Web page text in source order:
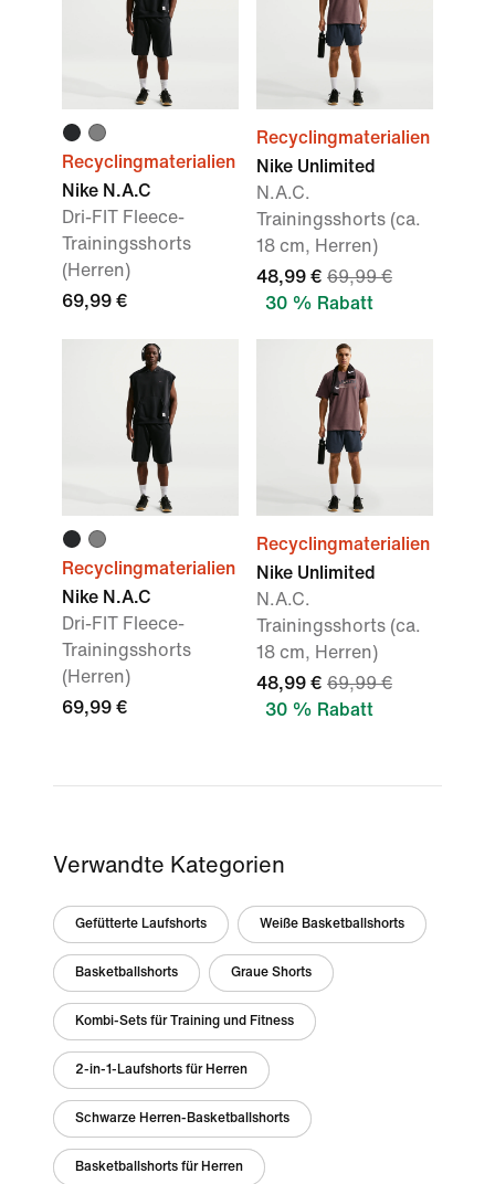
Recyclingmaterialien
Nike N.A.C
Dri-FIT Fleece-
Trainingsshorts
(Herren)
69,99 €
Recyclingmaterialien
Nike Unlimited
N.A.C.
Trainingsshorts (ca.
18 cm, Herren)
48,99 € 69,99 €
30 % Rabatt
Recyclingmaterialien
Nike N.A.C
Dri-FIT Fleece-
Trainingsshorts
(Herren)
69,99 €
Recyclingmaterialien
Nike Unlimited
N.A.C.
Trainingsshorts (ca.
18 cm, Herren)
48,99 € 69,99 €
30 % Rabatt
Verwandte Kategorien
Gefütterte Laufshorts Weiße Basketballshorts
Basketballshorts Graue Shorts
Kombi-Sets für Training und Fitness
2-in-1-Laufshorts für Herren
Schwarze Herren-Basketballshorts
Basketballshorts für Herren